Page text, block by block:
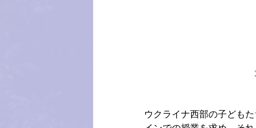
ウクライナ西部の子ども